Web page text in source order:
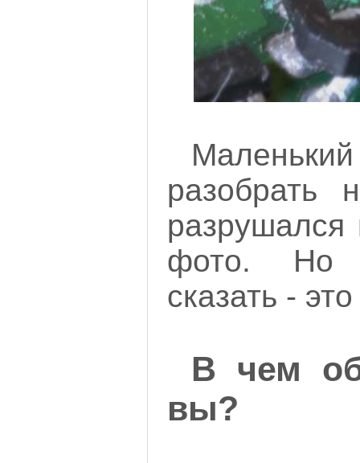
разобрать
разрушался
фото. Но
сказать -
В чем
вы?